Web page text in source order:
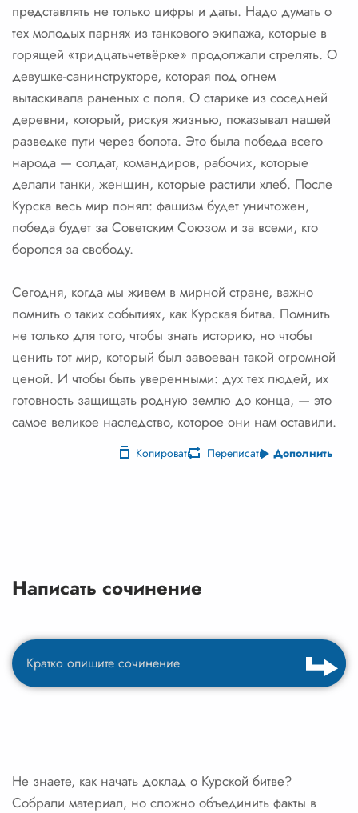
представлять не только цифры и даты. Надо думать о
тех молодых парнях из танкового экипажа, которые в
горящей «тридцатьчетвёрке» продолжали стрелять. О
девушке-санинструкторе, которая под огнем
вытаскивала раненых с поля. О старике из соседней
деревни, который, рискуя жизнью, показывал нашей
разведке пути через болота. Это была победа всего
народа — солдат, командиров, рабочих, которые
делали танки, женщин, которые растили хлеб. После
Курска весь мир понял: фашизм будет уничтожен,
победа будет за Советским Союзом и за всеми, кто
боролся за свободу.
Сегодня, когда мы живем в мирной стране, важно
помнить о таких событиях, как Курская битва. Помнить
не только для того, чтобы знать историю, но чтобы
ценить тот мир, который был завоеван такой огромной
ценой. И чтобы быть уверенными: дух тех людей, их
готовность защищать родную землю до конца, — это
самое великое наследство, которое они нам оставили.
Копировать Переписать Дополнить
Написать сочинение
Не знаете, как начать доклад о Курской битве?
Собрали материал, но сложно объединить факты в